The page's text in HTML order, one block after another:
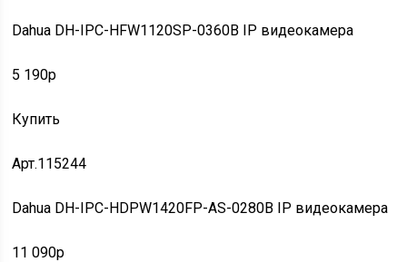
Dahua DH-IPC-HFW1120SP-0360B IP видеокамера
5 190p
Купить
Арт.115244
Dahua DH-IPC-HDPW1420FP-AS-0280B IP видеокамера
11 090p